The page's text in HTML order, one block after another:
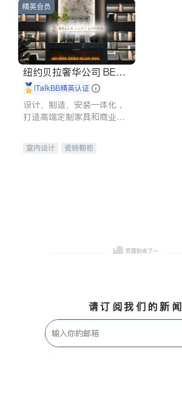
精英会员
纽约贝拉奢华公司 BELL
A LUXE
iTalkBB精英认证
设计、制造、安装一体化，
打造高端定制家具和商业空
室内设计
瓷砖橱柜
请订阅我们的新闻